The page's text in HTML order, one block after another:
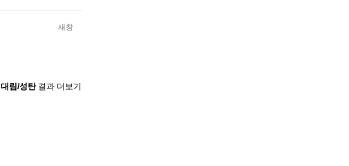
새창
대림/성탄결과 더보기